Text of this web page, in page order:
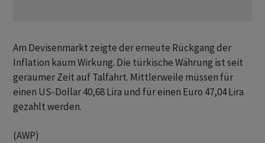
Am Devisenmarkt zeigte der erneute Rückgang der
Inflation kaum Wirkung. Die türkische Währung ist seit
geraumer Zeit auf Talfahrt. Mittlerweile müssen für
einen US-Dollar 40,68 Lira und für einen Euro 47,04 Lira
gezahlt werden.
(AWP)